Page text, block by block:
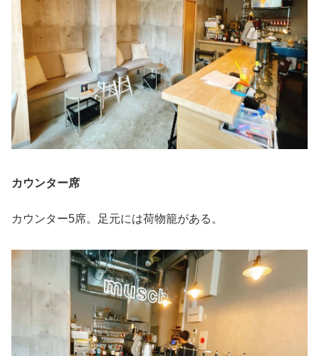
カウンター席
カウンター5席。足元には荷物籠がある。